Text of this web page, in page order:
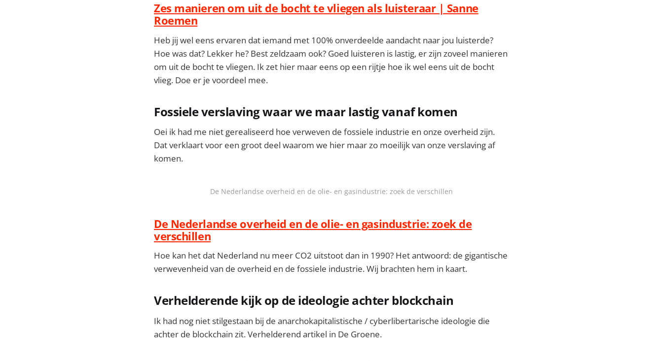
Zes manieren om uit de bocht te vliegen als luisteraar | Sanne
Roemen
Heb jij wel eens ervaren dat iemand met 100% onverdeelde aandacht naar jou luisterde?
Hoe was dat? Lekker he? Best zeldzaam ook? Goed luisteren is lastig, er zijn zoveel manieren
om uit de bocht te vliegen. Ik zet hier maar eens op een rijtje hoe ik wel eens uit de bocht
vlieg. Doe er je voordeel mee.
Fossiele verslaving waar we maar lastig vanaf komen
Oei ik had me niet gerealiseerd hoe verweven de fossiele industrie en onze overheid zijn.
Dat verklaart voor een groot deel waarom we hier maar zo moeilijk van onze verslaving af
komen.
De Nederlandse overheid en de olie- en gasindustrie: zoek de verschillen
De Nederlandse overheid en de olie- en gasindustrie: zoek de
verschillen
Hoe kan het dat Nederland nu meer CO2 uitstoot dan in 1990? Het antwoord: de gigantische
verwevenheid van de overheid en de fossiele industrie. Wij brachten hem in kaart.
Verhelderende kijk op de ideologie achter blockchain
Ik had nog niet stilgestaan bij de anarchokapitalistische / cyberlibertarische ideologie die
achter de blockchain zit. Verhelderend artikel in De Groene.